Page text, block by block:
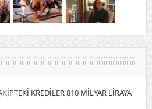
KREDİLER 810 MİLYAR LİRAYA